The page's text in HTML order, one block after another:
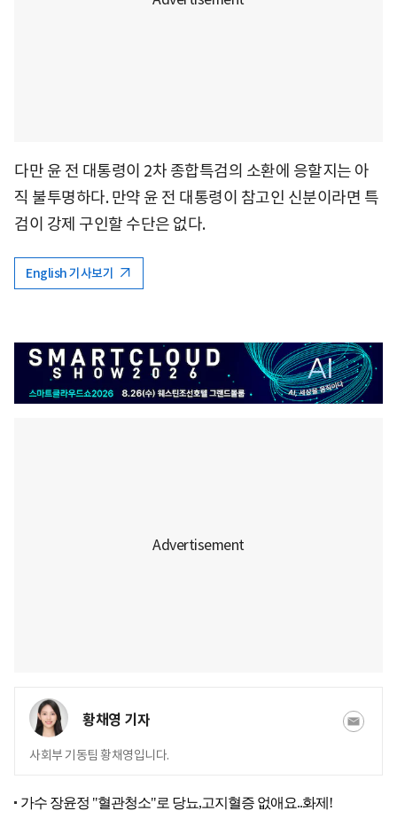
다만 윤 전 대통령이 2차 종합특검의 소환에 응할지는 아
직 불투명하다. 만약 윤 전 대통령이 참고인 신분이라면 특
검이 강제 구인할 수단은 없다.
English 기사보기
황채영 기자
사회부 기동팀 황채영입니다.